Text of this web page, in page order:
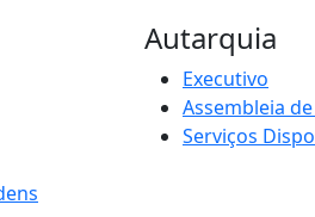
Autarquia
Executivo
Assembleia
Serviços